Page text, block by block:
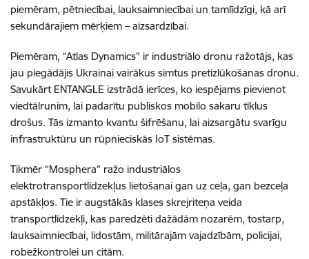
piemēram, pētniecībai, lauksaimniecībai un tamlīdzīgi, kā arī
sekundārajiem mērķiem – aizsardzībai.
Piemēram, “Atlas Dynamics” ir industriālo dronu ražotājs, kas
jau piegādājis Ukrainai vairākus simtus pretizlūkošanas dronu.
Savukārt ENTANGLE izstrādā ierīces, ko iespējams pievienot
viedtālrunim, lai padarītu publiskos mobilo sakaru tīklus
drošus. Tās izmanto kvantu šifrēšanu, lai aizsargātu svarīgu
infrastruktūru un rūpnieciskās IoT sistēmas.
Tikmēr “Mosphera” ražo industriālos
elektrotransportlīdzekļus lietošanai gan uz ceļa, gan bezceļa
apstākļos. Tie ir augstākās klases skrejriteņa veida
transportlīdzekļi, kas paredzēti dažādām nozarēm, tostarp,
lauksaimniecībai, lidostām, militārajām vajadzībām, policijai,
robežkontrolei un citām.